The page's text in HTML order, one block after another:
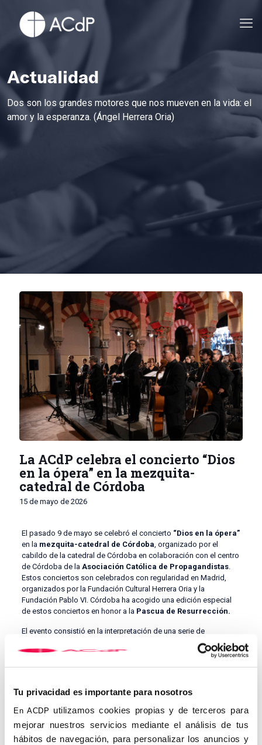
Tu privacidad es importante para nosotros
En ACDP utilizamos cookies propias y de terceros para
mejorar nuestros servicios mediante el análisis de tus
hábitos de navegación, para personalizar los anuncios y
Actualidad
Dos son los grandes motores que nos mueven en la vida: el
amor y la esperanza. (Ángel Herrera Oria)
La ACdP celebra el concierto “Dios
en la ópera” en la mezquita-
catedral de Córdoba
15 de mayo de 2026
El pasado 9 de mayo se celebró el concierto “Dios en la ópera”
en la mezquita-catedral de Córdoba , organizado por el
cabildo de la catedral de Córdoba en colaboración con el centro
de Córdoba de la Asociación Católica de Propagandistas.
Estos conciertos son celebrados con regularidad en Madrid,
organizados por la Fundación Cultural Herrera Oria y la
Fundación Pablo VI. Córdoba ha acogido una edición especial
de estos conciertos en honor a la Pascua de Resurrección.
El evento consistió en la interpretación de una serie de
fragmentos de obras de ópera a cargo de la orquesta y coro de
la Catedral de Córdoba con las voces de la Fundación Operística
catedral de Córdoba.
Esta iniciativa ha unido patrimonio histórico con cultura de
primer nivel y espiritualidad cristiana. Contó con la asistencia de
más de 1300 personas, que pudieron asistir de forma